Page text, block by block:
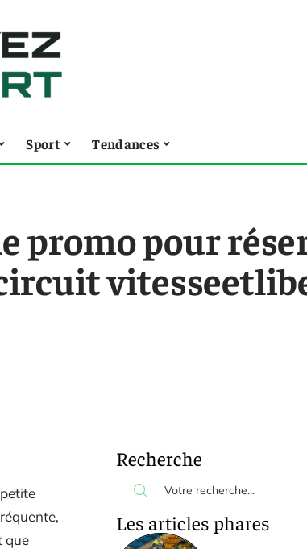
Sport Tendances
promo pour
que
Recherche
Les articles phares